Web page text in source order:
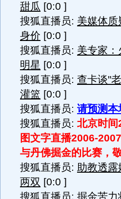
甜瓜 [0:0 ]
搜狐直播员: 美媒体
身价 [0:0 ]
搜狐直播员: 美专家
明星 [0:0 ]
搜狐直播员: 查卡谈"
灌篮 [0:0 ]
搜狐直播员: 请预测本
搜狐直播员: 北京时
图文字直播2006-
与丹佛掘金的比赛，
搜狐直播员: 助教透露
两双 [0:0 ]
搜狐直播员: 掘金苦力